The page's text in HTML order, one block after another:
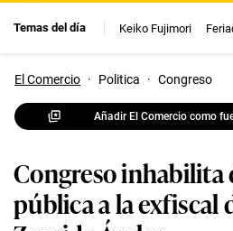
Temas del día Keiko Fujimori
El Comercio · Politica · Congreso
Añadir El Comercio como
Congreso inhabilita
pública a la exfiscal